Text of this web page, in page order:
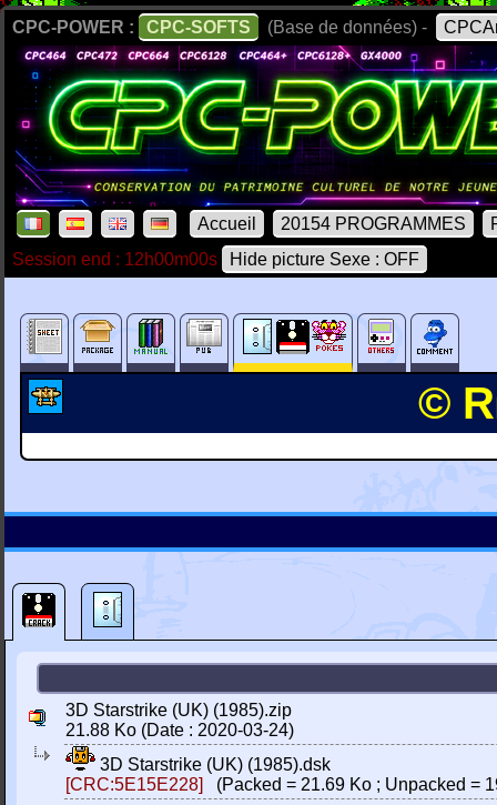
CPC-POWER : CPC-SOFTS (Base de données) -
Accueil 20154 PROGRAMMES
Session end : 12h00m00s
Hide picture Sexe : OFF
©
3D Starstrike (UK) (1985).zip
21.88 Ko (Date : 2020-03-24)
3D Starstrike (UK) (1985).dsk
[CRC:5E15E228]
(Packed = 21.69 Ko ; Unpacked =